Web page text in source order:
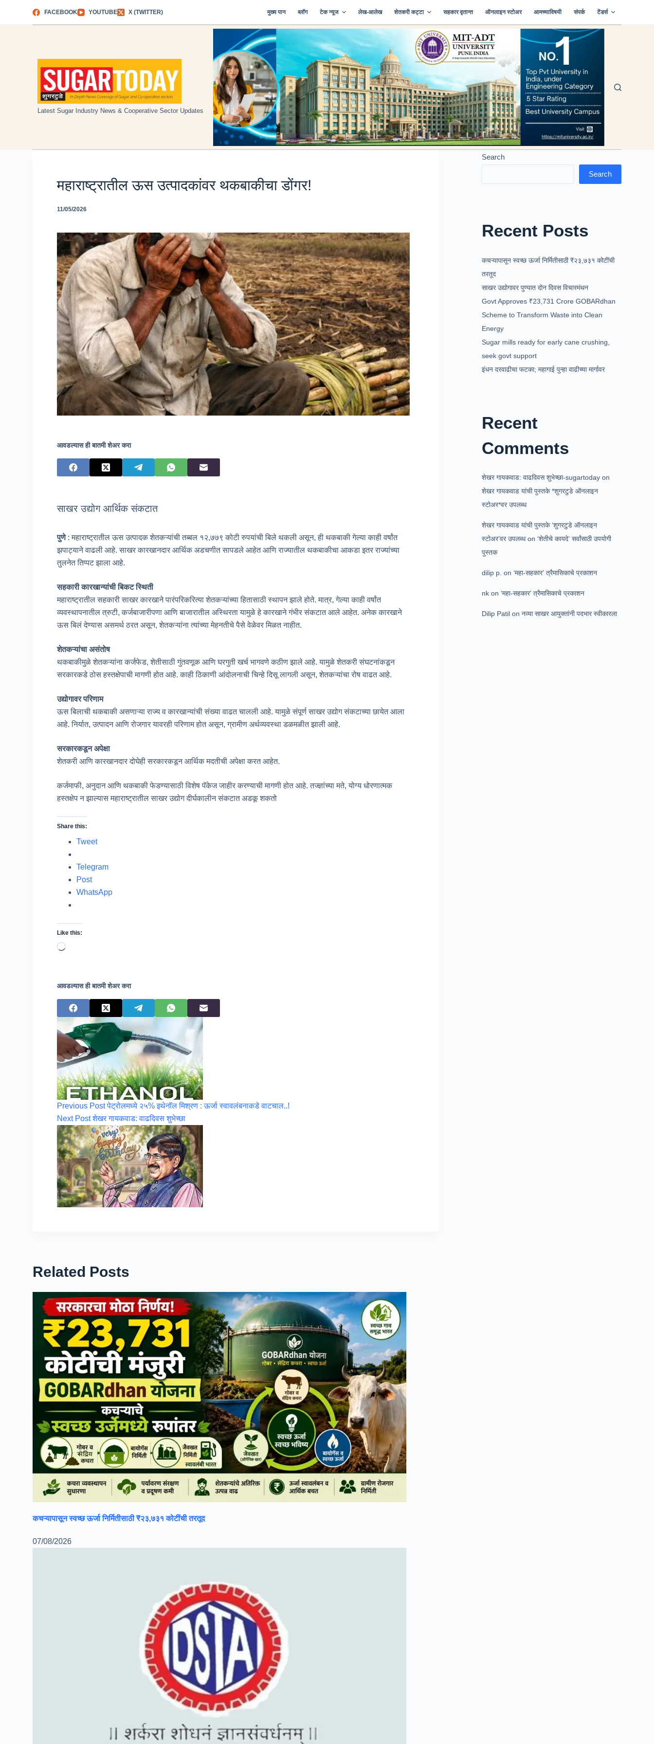
FACEBOOK YOUTUBE X (TWITTER) मुख्य पान ब्लॉग टेक न्यूज लेख-आलेख शेतकरी कट्टा सहकार वृतान्त ऑनलाइन स्टोअर आमच्याविषयी संपर्क टेंडर्स
Latest Sugar Industry News & Cooperative Sector Updates
महाराष्ट्रातील ऊस उत्पादकांवर थकबाकीचा डोंगर!
11/05/2026
आवडल्यास ही बातमी शेअर करा
साखर उद्योग आर्थिक संकटात
पुणे : महाराष्ट्रातील ऊस उत्पादक शेतकऱ्यांची तब्बल १२,७७९ कोटी रुपयांची बिले थकली असून, ही थकबाकी गेल्या काही वर्षांत
झपाट्याने वाढली आहे. साखर कारखानदार आर्थिक अडचणीत सापडले आहेत आणि राज्यातील थकबाकीचा आकडा इतर राज्यांच्या
तुलनेत तिप्पट झाला आहे.
सहकारी कारखान्यांची बिकट स्थिती
महाराष्ट्रातील सहकारी साखर कारखाने पारंपरिकरित्या शेतकऱ्यांच्या हितासाठी स्थापन झाले होते. मात्र, गेल्या काही वर्षांत
व्यवस्थापनातील त्रुटी, कर्जबाजारीपणा आणि बाजारातील अस्थिरता यामुळे हे कारखाने गंभीर संकटात आले आहेत. अनेक कारखाने
ऊस बिलं देण्यास असमर्थ ठरत असून, शेतकऱ्यांना त्यांच्या मेहनतीचे पैसे वेळेवर मिळत नाहीत.
शेतकऱ्यांचा असंतोष
थकबाकीमुळे शेतकऱ्यांना कर्जफेड, शेतीसाठी गुंतवणूक आणि घरगुती खर्च भागवणे कठीण झाले आहे. यामुळे शेतकरी संघटनांकडून
सरकारकडे ठोस हस्तक्षेपाची मागणी होत आहे. काही ठिकाणी आंदोलनाची चिन्हे दिसू लागली असून, शेतकऱ्यांचा रोष वाढत आहे.
उद्योगावर परिणाम
ऊस बिलाची थकबाकी असणाऱ्या राज्य व कारखान्यांची संख्या वाढत चालली आहे. यामुळे संपूर्ण साखर उद्योग संकटाच्या छायेत आला
आहे. निर्यात, उत्पादन आणि रोजगार यावरही परिणाम होत असून, ग्रामीण अर्थव्यवस्था डळमळीत झाली आहे.
सरकारकडून अपेक्षा
शेतकरी आणि कारखानदार दोघेही सरकारकडून आर्थिक मदतीची अपेक्षा करत आहेत.
कर्जमाफी, अनुदान आणि थकबाकी फेडण्यासाठी विशेष पॅकेज जाहीर करण्याची मागणी होत आहे. तज्ज्ञांच्या मते, योग्य धोरणात्मक
हस्तक्षेप न झाल्यास महाराष्ट्रातील साखर उद्योग दीर्घकालीन संकटात अडकू शकतो
Share this:
Tweet
Telegram
Post
WhatsApp
Like this:
Loading…
आवडल्यास ही बातमी शेअर करा
Previous Post पेट्रोलमध्ये २५% इथेनॉल मिश्रण : ऊर्जा स्वावलंबनाकडे वाटचाल..!
Next Post शेखर गायकवाड: वाढदिवस शुभेच्छा
Search
Search
Recent Posts
कचऱ्यापासून स्वच्छ ऊर्जा निर्मितीसाठी ₹२३,७३१ कोटींची
तरतूद
साखर उद्योगावर पुण्यात दोन दिवस विचारमंथन
Govt Approves ₹23,731 Crore GOBARdhan
Scheme to Transform Waste into Clean
Energy
Sugar mills ready for early cane crushing,
seek govt support
इंधन दरवाढीचा फटका; महागाई पुन्हा वाढीच्या मार्गावर
Recent
Comments
शेखर गायकवाड: वाढदिवस शुभेच्छा-sugartoday on
शेखर गायकवाड यांची पुस्तके *शुगरटुडे ऑनलाइन
स्टोअर*वर उपलब्ध
शेखर गायकवाड यांची पुस्तके ‘शुगरटुडे ऑनलाइन
स्टोअर’वर उपलब्धon‘शेतीचे कायदे’ सर्वांसाठी उपयोगी
पुस्तक
dilip p. on‘महा-सहकार’ त्रैमासिकाचे प्रकाशन
nk on‘महा-सहकार’ त्रैमासिकाचे प्रकाशन
Dilip Patil onनव्या साखर आयुक्तांनी पदभार स्वीकारला
Related Posts
कचऱ्यापासून स्वच्छ ऊर्जा निर्मितीसाठी ₹२३,७३१ कोटींची तरतूद
07/08/2026